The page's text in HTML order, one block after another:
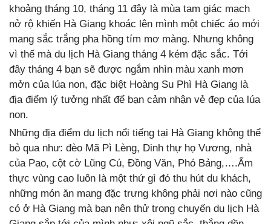
khoảng tháng 10, tháng 11 đây là mùa tam giác mạch
nở rộ khiến Hà Giang khoác lên mình một chiếc áo mới
mang sắc trắng pha hồng tím mơ màng. Nhưng không
vì thế mà du lịch Hà Giang tháng 4 kém đặc sắc. Tới
đây tháng 4 bạn sẽ được ngắm nhìn màu xanh mơn
mởn của lúa non, đặc biệt Hoàng Su Phì Hà Giang là
địa điểm lý tưởng nhất để bạn cảm nhận vẻ đẹp của lúa
non.
Những địa điểm du lịch nổi tiếng tại Hà Giang không thể
bỏ qua như: đèo Mã Pì Lèng, Dinh thự họ Vương, nhà
của Pao, cột cờ Lũng Cú, Đồng Văn, Phó Bảng,….Ẩm
thực vùng cao luôn là một thứ gì đó thu hút du khách,
những món ăn mang đặc trưng không phải nơi nào cũng
có ở Hà Giang mà bạn nên thử trong chuyến du lịch Hà